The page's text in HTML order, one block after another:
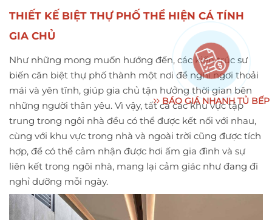
THIẾT KẾ BIỆT THỰ PHỐ THỂ HIỆN CÁ TÍNH
GIA CHỦ
Như những mong muốn hướng đến, các kiến trúc sư
biến căn biệt thự phố thành một nơi để nghỉ ngơi thoải
mái và yên tĩnh, giúp gia chủ tận hưởng thời gian bên
những người thân yêu. Vì vậy, tất cả các khu vực tập
trung trong ngôi nhà đều có thể được kết nối với nhau,
cùng với khu vực trong nhà và ngoài trời cũng được tích
hợp, để có thể cảm nhận được hơi ấm gia đình và sự
liên kết trong ngôi nhà, mang lại cảm giác như đang đi
nghỉ dưỡng mỗi ngày.
BÁO GIÁ NHANH TỦ BẾP